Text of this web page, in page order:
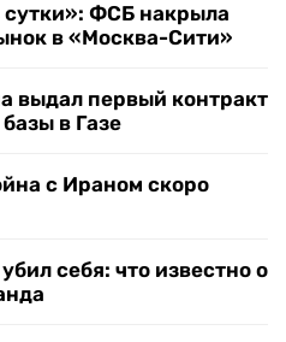
ФСБ накрыла
в «Москва-Сити»
выдал первый контракт
в Газе
с Ираном скоро
себя: что известно о